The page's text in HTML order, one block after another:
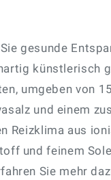
gesunde
künstlerisch
umgeben von
und einem
Reizklima aus
und feinem
Sie mehr